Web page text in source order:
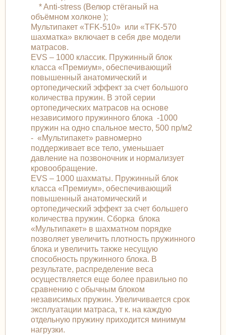
* Anti-stress (Велюр стёганый на
объёмном холконе );
Мультипакет «TFK-510» или «TFK-570
шахматка» включает в себя две модели
матрасов.
EVS – 1000 классик. Пружинный блок
класса «Премиум», обеспечивающий
повышенный анатомический и
ортопедический эффект за счет большого
количества пружин. В этой серии
ортопедических матрасов на основе
независимого пружинного блока -1000
пружин на одно спальное место, 500 пр/м2
- «Мультипакет» равномерно
поддерживает все тело, уменьшает
давление на позвоночник и нормализует
кровообращение.
EVS – 1000 шахматы. Пружинный блок
класса «Премиум», обеспечивающий
повышенный анатомический и
ортопедический эффект за счет большего
количества пружин. Сборка блока
«Мультипакет» в шахматном порядке
позволяет увеличить плотность пружинного
блока и увеличить также несущую
способность пружинного блока. В
результате, распределение веса
осуществляется еще более правильно по
сравнению с обычным блоком
независимых пружин. Увеличивается срок
эксплуатации матраса, т к. на каждую
отдельную пружину приходится минимум
нагрузки.